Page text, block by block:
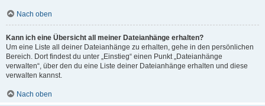
Nach oben
Kann ich eine Übersicht all meiner Dateianhänge erhalten?
Um eine Liste all deiner Dateianhänge zu erhalten, gehe in den persönlichen
Bereich. Dort findest du unter „Einstieg“ einen Punkt „Dateianhänge
verwalten“, über den du eine Liste deiner Dateianhänge erhalten und diese
verwalten kannst.
Nach oben